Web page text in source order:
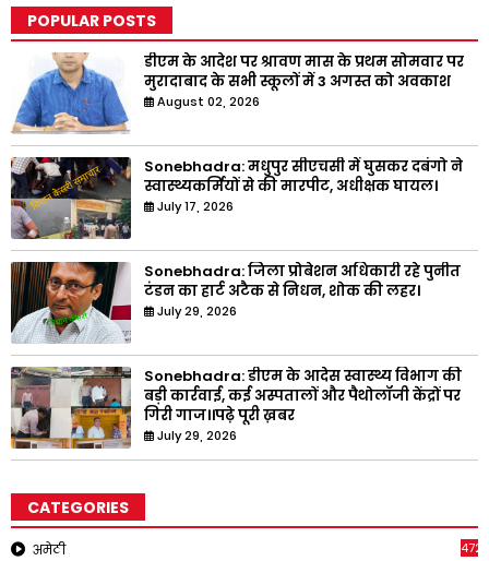
POPULAR POSTS
डीएम के आदेश पर श्रावण मास के प्रथम सोमवार पर
मुरादाबाद के सभी स्कूलों में 3 अगस्त को अवकाश
August 02, 2026
Sonebhadra: मधुपुर सीएचसी में घुसकर दबंगो ने
स्वास्थ्यकर्मियों से की मारपीट, अधीक्षक घायल।
July 17, 2026
Sonebhadra: जिला प्रोबेशन अधिकारी रहे पुनीत
टंडन का हार्ट अटैक से निधन, शोक की लहर।
July 29, 2026
Sonebhadra: डीएम के आदेस स्वास्थ्य विभाग की
बड़ी कार्रवाई, कई अस्पतालों और पैथोलॉजी केंद्रों पर
गिरी गाज।।पढ़े पूरी ख़बर
July 29, 2026
CATEGORIES
अमेठी 4721